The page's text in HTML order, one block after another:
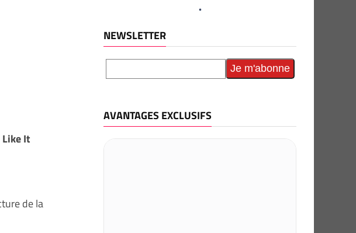
It
de la
NEWSLETTER
AVANTAGES EXCLUSIFS